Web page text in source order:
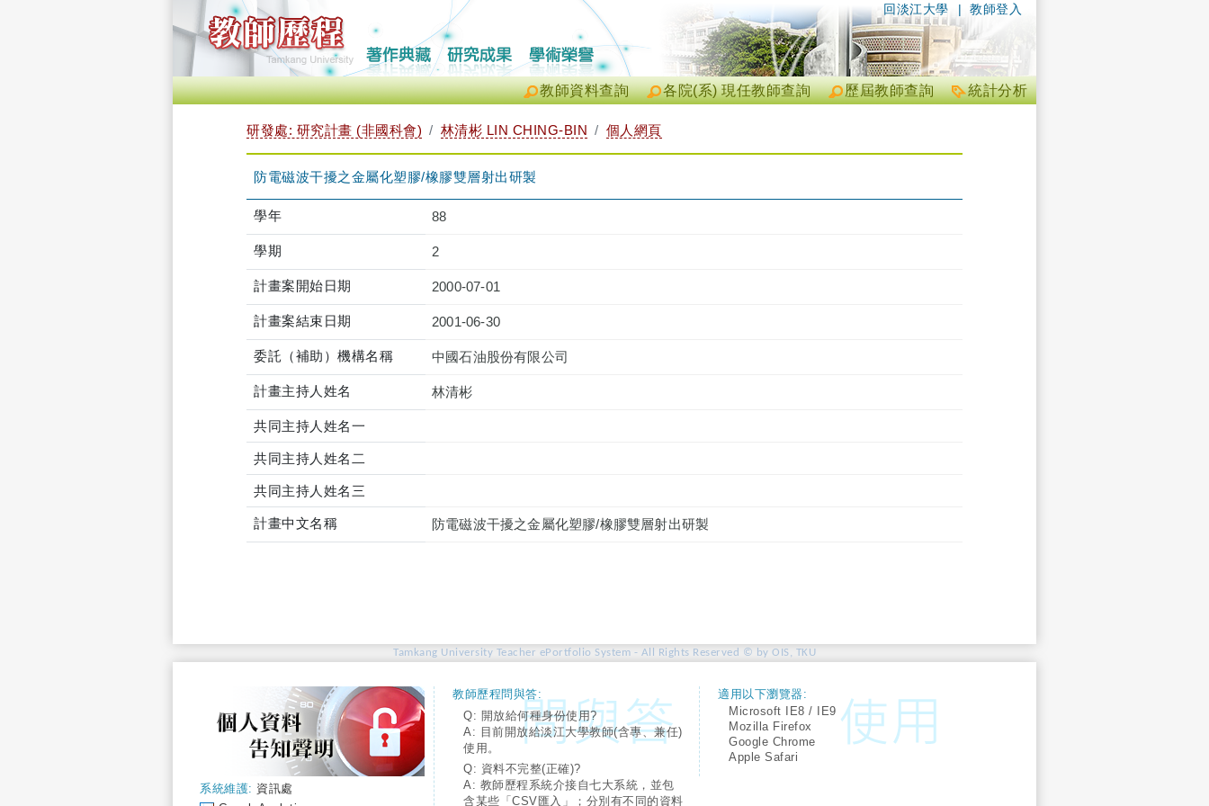
| 教師登入
回淡江大學
統計分析
歷屆教師查詢
各院(系) 現任教師查詢
教師資料查詢
研發處: 研究計畫 (非國科會) 林清彬 LIN CHING-BIN 個人網頁
防電磁波干擾之金屬化塑膠/橡膠雙層射出研製
學年 88
學期 2
計畫案開始日期 2000-07-01
計畫案結束日期 2001-06-30
委託（補助）機構名稱 中國石油股份有限公司
計畫主持人姓名 林清彬
共同主持人姓名一
共同主持人姓名二
共同主持人姓名三
計畫中文名稱 防電磁波干擾之金屬化塑膠/橡膠雙層射出研製
Tamkang University Teacher ePortfolio System - All Rights Reserved © by OIS, TKU
系統維護: 資訊處
教師歷程問與答:
Q: 開放給何種身份使用?
A: 目前開放給淡江大學教師(含專、兼任)
使用。
Q: 資料不完整(正確)?
A: 教師歷程系統介接自七大系統，並包
含某些「CSV匯入」；分別有不同的資料
適用以下瀏覽器:
Microsoft IE8 / IE9
Mozilla Firefox
Google Chrome
Apple Safari